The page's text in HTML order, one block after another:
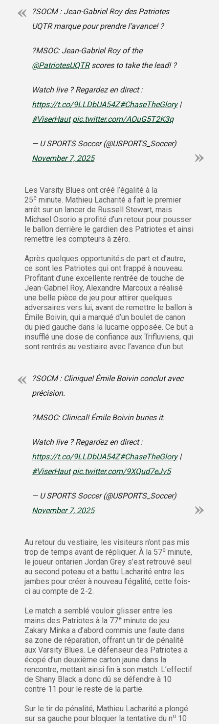
?SOCM : Jean-Gabriel Roy des Patriotes
UQTR marque pour prendre l’avance! ?
?MSOC: Jean-Gabriel Roy of the
@PatriotesUQTRscores to take the lead! ?
Watch live ? Regardez en direct :
https://t.co/9LLDbUA54Z#ChaseTheGlory|
#ViserHaut pic.twitter.com/AOuG5T2K3q
— U SPORTS Soccer (@USPORTS_Soccer)
November 7, 2025
Les Varsity Blues ont créé l’égalité à la
25e minute. Mathieu Lacharité a fait le premier
arrêt sur un lancer de Russell Stewart, mais
Michael Osorio a profité d’un retour pour pousser
le ballon derrière le gardien des Patriotes et ainsi
remettre les compteurs à zéro.
Après quelques opportunités de part et d’autre,
ce sont les Patriotes qui ont frappé à nouveau.
Profitant d’une excellente rentrée de touche de
Jean-Gabriel Roy, Alexandre Marcoux a réalisé
une belle pièce de jeu pour attirer quelques
adversaires vers lui, avant de remettre le ballon à
Émile Boivin, qui a marqué d’un boulet de canon
du pied gauche dans la lucarne opposée. Ce but a
insufflé une dose de confiance aux Trifluviens, qui
sont rentrés au vestiaire avec l’avance d’un but.
?SOCM : Clinique! Émile Boivin conclut avec
précision.
?MSOC: Clinical! Émile Boivin buries it.
Watch live ? Regardez en direct :
https://t.co/9LLDbUA54Z#ChaseTheGlory|
#ViserHaut pic.twitter.com/9XQud7eJv5
— U SPORTS Soccer (@USPORTS_Soccer)
November 7, 2025
Au retour du vestiaire, les visiteurs n’ont pas mis
trop de temps avant de répliquer. À la 57e minute,
le joueur ontarien Jordan Grey s’est retrouvé seul
au second poteau et a battu Lacharité entre les
jambes pour créer à nouveau l’égalité, cette fois-
ci au compte de 2-2.
Le match a semblé vouloir glisser entre les
mains des Patriotes à la 77e minute de jeu.
Zakary Minka a d’abord commis une faute dans
sa zone de réparation, offrant un tir de pénalité
aux Varsity Blues. Le défenseur des Patriotes a
écopé d’un deuxième carton jaune dans la
rencontre, mettant ainsi fin à son match. L’effectif
de Shany Black a donc dû se défendre à 10
contre 11 pour le reste de la partie.
Sur le tir de pénalité, Mathieu Lacharité a plongé
sur sa gauche pour bloquer la tentative du no 10